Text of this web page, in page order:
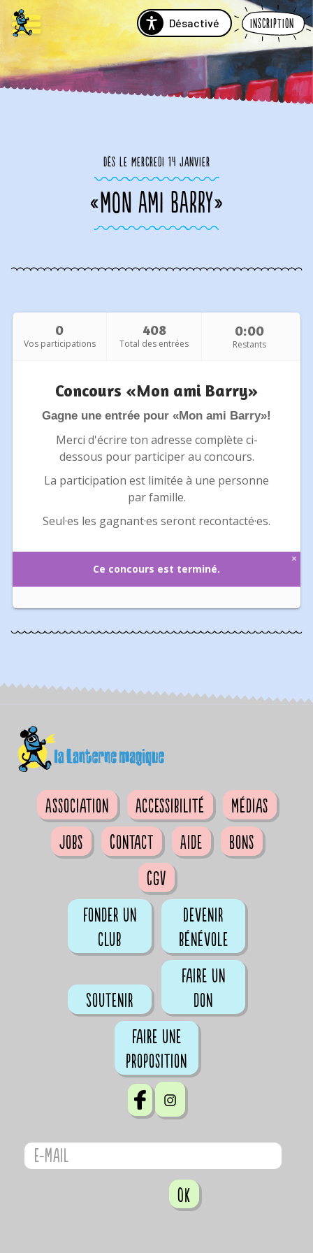
Désactivé Inscription
Dès le mercredi 14 janvier
«MON AMI BARRY»
Association Accessibilité
Médias
Jobs
Contact Aide
Bons
CGV
Fonder un
club
Devenir
bénévole
Soutenir
Faire un
don
Faire une
proposition
OK